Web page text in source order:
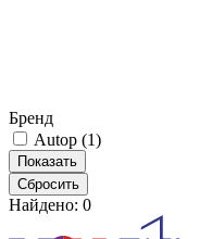
Бренд
Autop (1)
Найдено: 0